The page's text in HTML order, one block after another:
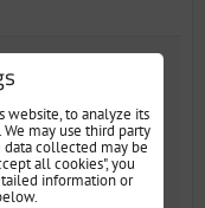
website, to analyze its
may use third party
data collected may be
all cookies", you
information or